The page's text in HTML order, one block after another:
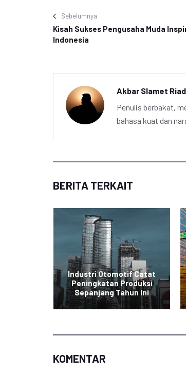
Sebelumnya
Kisah Sukses Pengusaha Muda
Indonesia
Akbar Slamet
Penulis berbakat,
bahasa kuat dan
BERITA TERKAIT
Industri Otomotif Catat
Peningkatan Produksi
Sepanjang Tahun Ini
KOMENTAR